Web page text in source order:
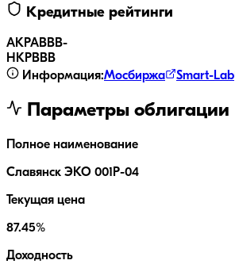
Кредитные рейтинги
АКРАBBB-
НКРBBB
Информация:Мосбиржа Smart-Lab
Параметры облигации
Полное наименование
Славянск ЭКО 001Р-04
Текущая цена
87.45%
Доходность